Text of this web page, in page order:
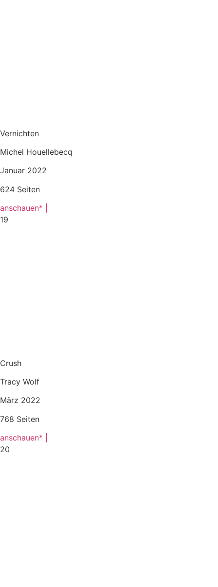
Vernichten
Michel Houellebecq
Januar 2022
624 Seiten
anschauen* |
19
Crush
Tracy Wolf
März 2022
768 Seiten
anschauen* |
20